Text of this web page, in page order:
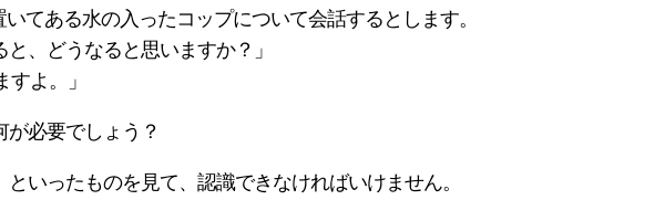
てある水の入ったコップについて会話するとします。
、どうなると思いますか？」
よ。」
必要でしょう？
いったものを見て、認識できなければいけません。